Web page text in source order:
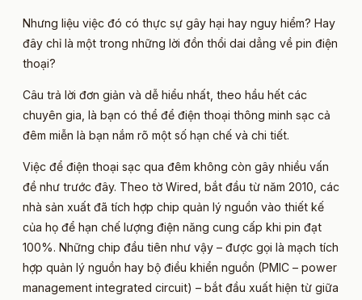
Nhưng liệu việc đó có thực sự gây hại hay nguy hiểm? Hay
đây chỉ là một trong những lời đồn thổi dai dẳng về pin điện
thoại?
Câu trả lời đơn giản và dễ hiểu nhất, theo hầu hết các
chuyên gia, là bạn có thể để điện thoại thông minh sạc cả
đêm miễn là bạn nắm rõ một số hạn chế và chi tiết.
Việc để điện thoại sạc qua đêm không còn gây nhiều vấn
đề như trước đây. Theo tờ Wired, bắt đầu từ năm 2010, các
nhà sản xuất đã tích hợp chip quản lý nguồn vào thiết kế
của họ để hạn chế lượng điện năng cung cấp khi pin đạt
100%. Những chip đầu tiên như vậy – được gọi là mạch tích
hợp quản lý nguồn hay bộ điều khiển nguồn (PMIC – power
management integrated circuit) – bắt đầu xuất hiện từ giữa